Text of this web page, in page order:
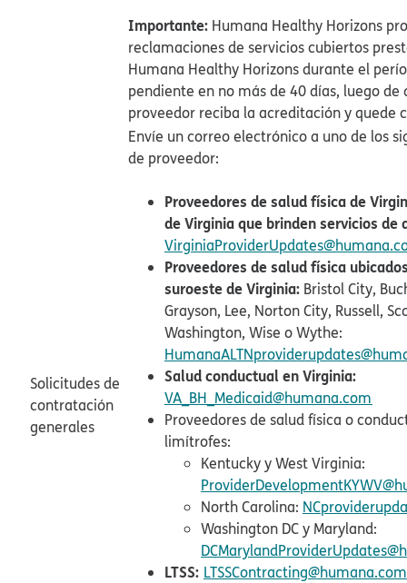
Importante: Humana Healthy Horizons
reclamaciones de servicios cubiertos
Humana Healthy Horizons durante el
pendiente en no más de 40 días, luego de
proveedor reciba la acreditación y quede
Solicitudes de
contratación
generales​​
Envíe un correo electrónico a uno de los
de proveedor:​​
Proveedores de salud física de
de Virginia que brinden servicios de
Proveedores de salud física
suroeste de Virginia: Bristol City,
Grayson, Lee, Norton City, Russell,
Washington, Wise o Wythe:
Salud conductual en Virginia:​​
VA_BH_Medicaid@humana.com​​
Proveedores de salud física o
limítrofes:​​
Kentucky y West Virginia:
North Carolina:
Washington DC y Maryland:
LTSS:​​ LTSSContracting@humana.com​​